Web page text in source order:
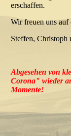
erschaffen.
Wir freuen uns auf
Steffen, Christoph
Abgesehen von
Corona" wieder
Momente!